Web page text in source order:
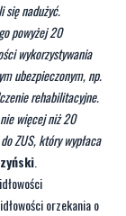
się nadużyć.
powyżej 20
wykorzystywania
ubezpieczonym, np.
rehabilitacyjne.
więcej niż 20
ZUS, który wypłaca
.
orzekania o